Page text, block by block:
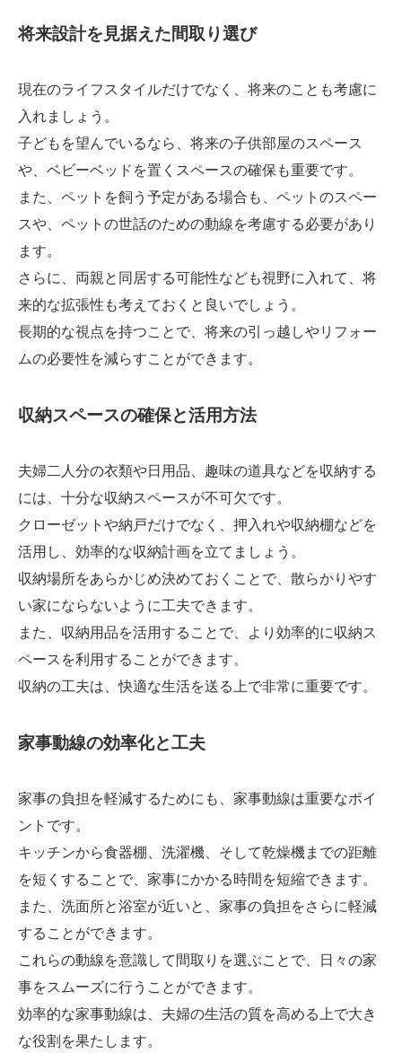
将来設計を見据えた間取り選び
現在のライフスタイルだけでなく、将来のことも考慮に
入れましょう。
子どもを望んでいるなら、将来の子供部屋のスペース
や、ベビーベッドを置くスペースの確保も重要です。
また、ペットを飼う予定がある場合も、ペットのスペー
スや、ペットの世話のための動線を考慮する必要があり
ます。
さらに、両親と同居する可能性なども視野に入れて、将
来的な拡張性も考えておくと良いでしょう。
長期的な視点を持つことで、将来の引っ越しやリフォー
ムの必要性を減らすことができます。
収納スペースの確保と活用方法
夫婦二人分の衣類や日用品、趣味の道具などを収納する
には、十分な収納スペースが不可欠です。
クローゼットや納戸だけでなく、押入れや収納棚などを
活用し、効率的な収納計画を立てましょう。
収納場所をあらかじめ決めておくことで、散らかりやす
い家にならないように工夫できます。
また、収納用品を活用することで、より効率的に収納ス
ペースを利用することができます。
収納の工夫は、快適な生活を送る上で非常に重要です。
家事動線の効率化と工夫
家事の負担を軽減するためにも、家事動線は重要なポイ
ントです。
キッチンから食器棚、洗濯機、そして乾燥機までの距離
を短くすることで、家事にかかる時間を短縮できます。
また、洗面所と浴室が近いと、家事の負担をさらに軽減
することができます。
これらの動線を意識して間取りを選ぶことで、日々の家
事をスムーズに行うことができます。
効率的な家事動線は、夫婦の生活の質を高める上で大き
な役割を果たします。